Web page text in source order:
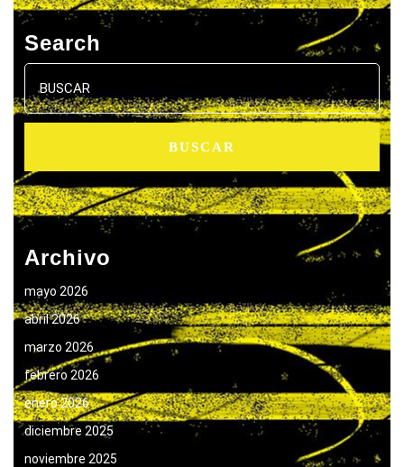
Search
Buscar:
Archivo
mayo 2026
abril 2026
marzo 2026
febrero 2026
enero 2026
diciembre 2025
noviembre 2025